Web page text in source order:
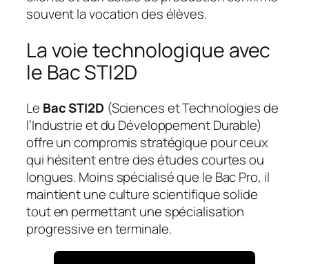
souvent la vocation des élèves.
La voie technologique avec
le Bac STI2D
Le Bac STI2D (Sciences et Technologies de
l’Industrie et du Développement Durable)
offre un compromis stratégique pour ceux
qui hésitent entre des études courtes ou
longues. Moins spécialisé que le Bac Pro, il
maintient une culture scientifique solide
tout en permettant une spécialisation
progressive en terminale.